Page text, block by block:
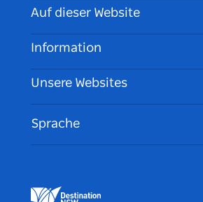
Kontaktieren Sie uns
Haftungsausschluss
Cookie Notice
Auf dieser Website
Reiseziele
Aktivitäten
Veranstaltungen
Unterkunft
Information
Reiseinformationen
Barrierefreies Sydney
Tragen Sie Ihr Unternehmen ein
Unsere Websites
Destination NSW Medienzentrum
Sprache